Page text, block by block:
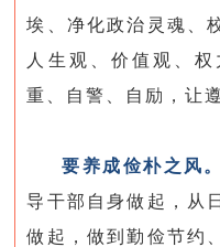
埃、净化政治灵魂、
人生观、价值观、
重、自警、自励，让
要养成俭朴之风。
导干部自身做起，从
做起，做到勤俭节约